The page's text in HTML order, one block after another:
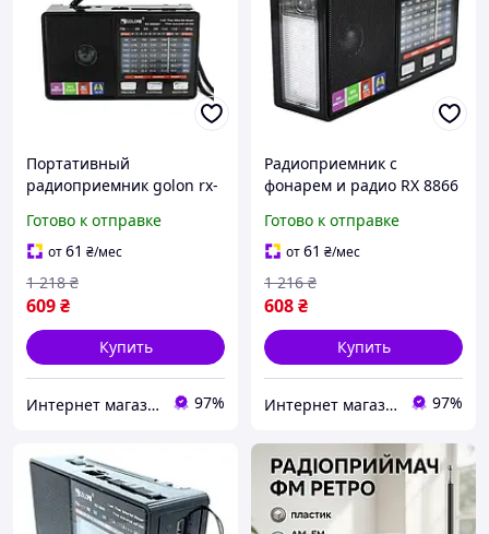
Портативный
радиоприемник golon rx-
MP3 FM радио для музыки
и новостей на батарейках
Готово к отправке
от61 ₴/мес
609₴
1 218 ₴
Купить
Интернет магазин "Select Store" 🛒 Только качественные товары по лучшим ценам ✅ 97%
Радиоприемник с
фонарем и радио RX 8866
батарейках и сетевом
питании
Радиоприемники golon
Готово к отправке
от61 ₴/мес
608₴
1 216 ₴
Купить
Интернет магазин "Select Store" 🛒 Только качественные товары по лучшим ценам ✅ 97%